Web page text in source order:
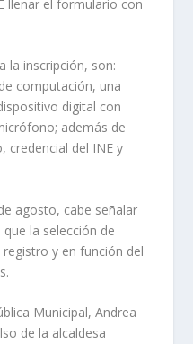
llenar el formulario con
la inscripción, son:
computación, una
digital con
además de
credencial del INE y
agosto, cabe señalar
la selección de
y en función del
Municipal, Andrea
de la alcaldesa